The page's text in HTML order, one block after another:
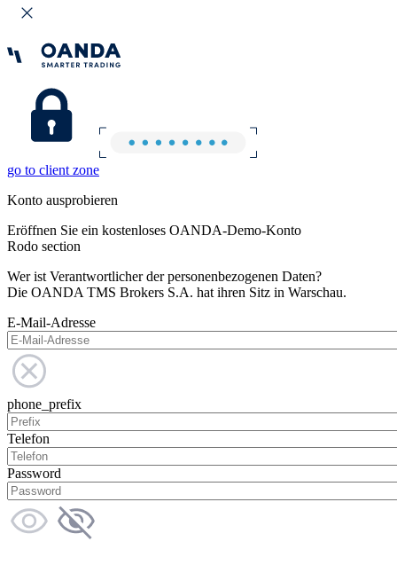
go to client zone
Konto ausprobieren
Eröffnen Sie ein kostenloses OANDA-Demo-Konto
Rodo section
Wer ist Verantwortlicher der personenbezogenen Daten?
Die OANDA TMS Brokers S.A. hat ihren Sitz in Warschau.
E-Mail-Adresse
phone_prefix
Telefon
Password